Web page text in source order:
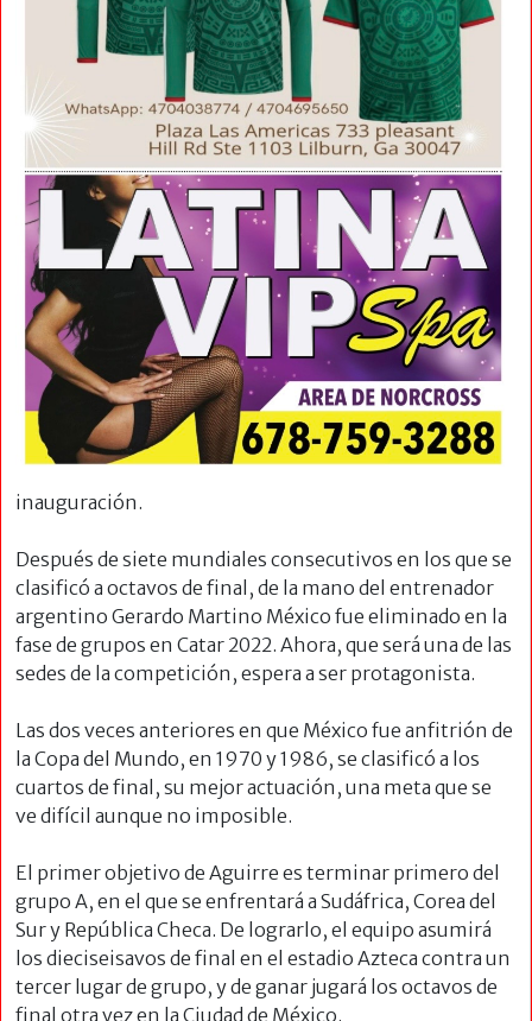
inauguración.
Después de siete mundiales consecutivos en los que se
clasificó a octavos de final, de la mano del entrenador
argentino Gerardo Martino México fue eliminado en la
fase de grupos en Catar 2022. Ahora, que será una de las
sedes de la competición, espera a ser protagonista.
Las dos veces anteriores en que México fue anfitrión de
la Copa del Mundo, en 1970 y 1986, se clasificó a los
cuartos de final, su mejor actuación, una meta que se
ve difícil aunque no imposible.
El primer objetivo de Aguirre es terminar primero del
grupo A, en el que se enfrentará a Sudáfrica, Corea del
Sur y República Checa. De lograrlo, el equipo asumirá
los dieciseisavos de final en el estadio Azteca contra un
tercer lugar de grupo, y de ganar jugará los octavos de
final otra vez en la Ciudad de México.